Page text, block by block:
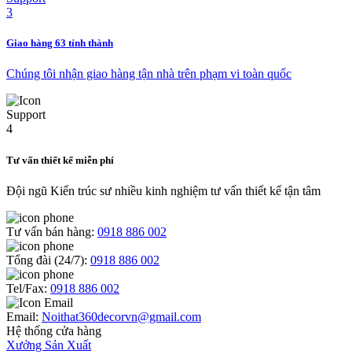
Giao hàng 63 tỉnh thành
Chúng tôi nhận giao hàng tận nhà trên phạm vi toàn quốc
Tư vấn thiết kế miễn phí
Đội ngũ Kiến trúc sư nhiều kinh nghiệm tư vấn thiết kế tận tâm
Tư vấn bán hàng: 0918 886 002
Tổng đài (24/7): 0918 886 002
Tel/Fax: 0918 886 002
Email: Noithat360decorvn@gmail.com
Hệ thống cửa hàng
Xưởng Sản Xuất